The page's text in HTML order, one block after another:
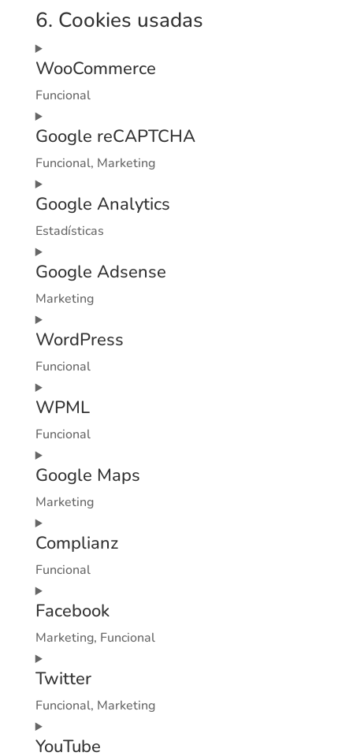
6. Cookies usadas
WooCommerce
Funcional
Consent
to
service
woocommerce
Google reCAPTCHA
Funcional, Marketing
Consent
to
service
google-
recaptcha
Google Analytics
Estadísticas
Consent
to
service
google-
analytics
Google Adsense
Marketing
Consent
to
service
google-
adsense
WordPress
Funcional
Consent
to
service
wordpress
WPML
Funcional
Consent
to
service
wpml
Google Maps
Marketing
Consent
to
service
google-
maps
Complianz
Funcional
Consent
to
service
complianz
Facebook
Marketing, Funcional
Consent
to
service
facebook
Twitter
Funcional, Marketing
Consent
to
YouTube